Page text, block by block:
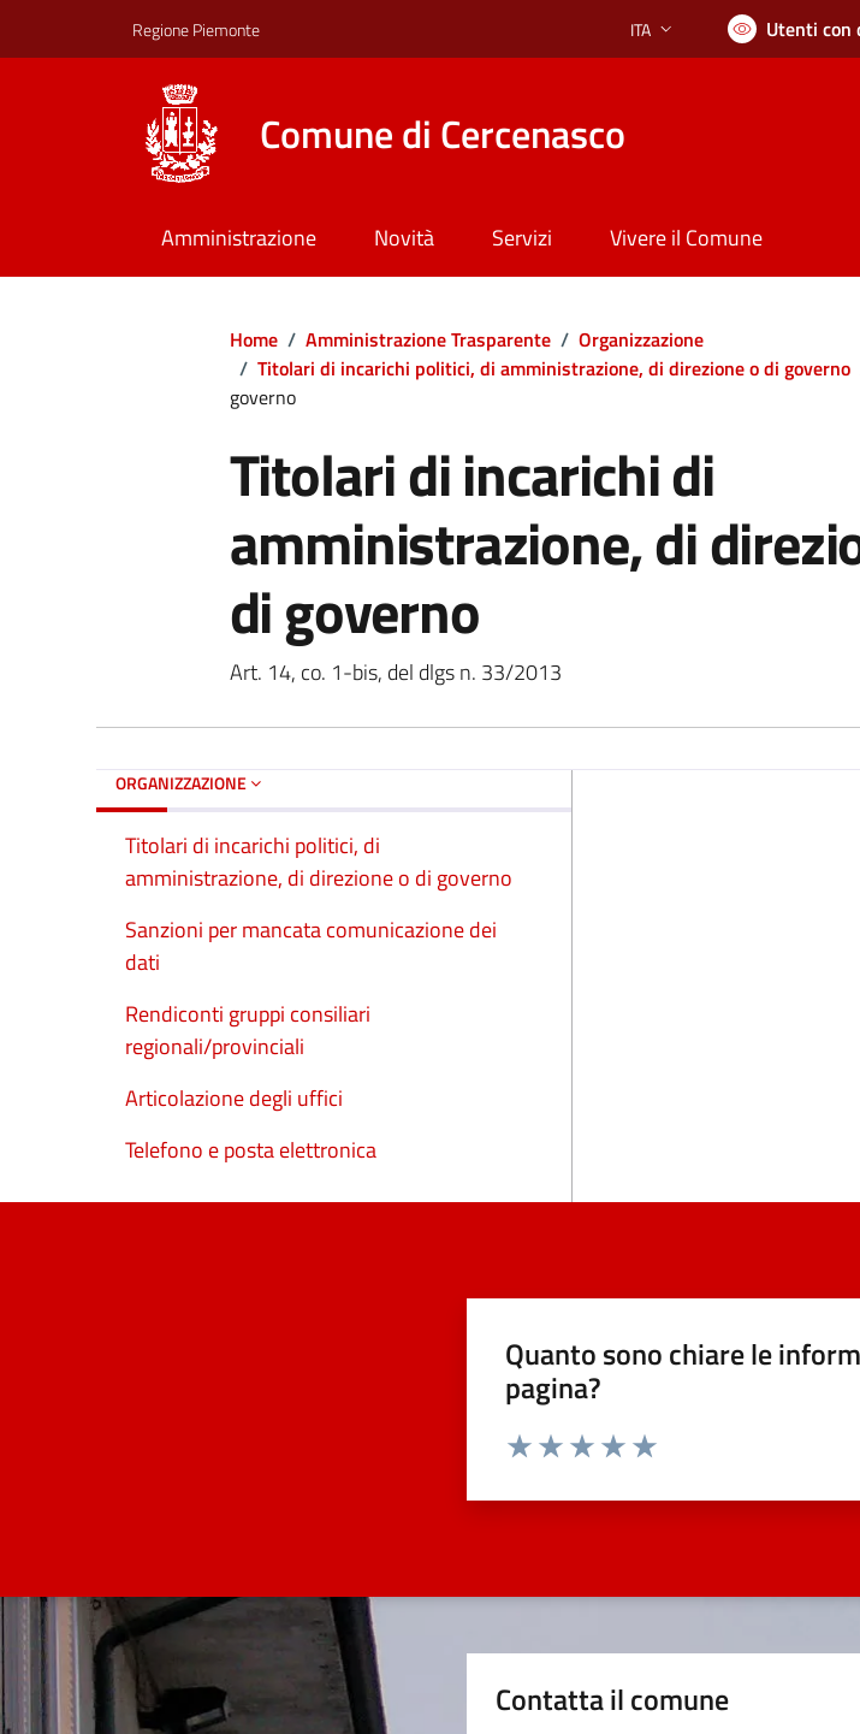
Regione Piemonte Lingua attiva:
ITA Utenti con
Comune di Cercenasco
Amministrazione Novità Servizi Vivere il Comune
Home / Amministrazione Trasparente / Organizzazione
/ Titolari di incarichi politici, di amministrazione, di direzione o di governo
governo
Titolari di incarichi di
amministrazione, di
di governo
Art. 14, co. 1-bis, del dlgs n. 33/2013
ORGANIZZAZIONE
Titolari di incarichi politici, di
amministrazione, di direzione o di governo
Sanzioni per mancata comunicazione dei
dati
Rendiconti gruppi consiliari
regionali/provinciali
Articolazione degli uffici
Telefono e posta elettronica
Quanto sono chiare le
pagina?
Valuta da 1 a 5 stelle la pagina
Contatta il comune